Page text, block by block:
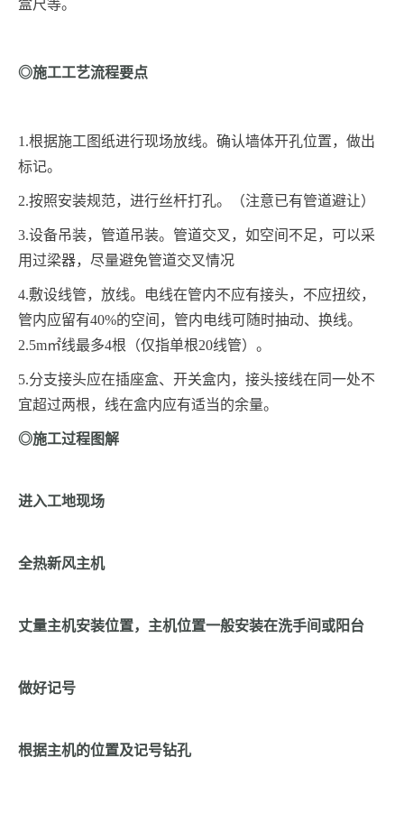
盒尺等。
◎施工工艺流程要点
1.根据施工图纸进行现场放线。确认墙体开孔位置，做出
标记。
2.按照安装规范，进行丝杆打孔。（注意已有管道避让）
3.设备吊装，管道吊装。管道交叉，如空间不足，可以采
用过梁器，尽量避免管道交叉情况
4.敷设线管，放线。电线在管内不应有接头，不应扭绞，
管内应留有40%的空间，管内电线可随时抽动、换线。
2.5m㎡线最多4根（仅指单根20线管）。
5.分支接头应在插座盒、开关盒内，接头接线在同一处不
宜超过两根，线在盒内应有适当的余量。
◎施工过程图解
进入工地现场
全热新风主机
丈量主机安装位置，主机位置一般安装在洗手间或阳台
做好记号
根据主机的位置及记号钻孔